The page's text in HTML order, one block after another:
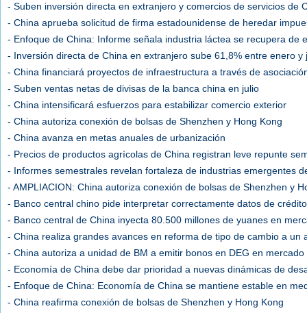
- Suben inversión directa en extranjero y comercios de servicios de
- China aprueba solicitud de firma estadounidense de heredar
- Enfoque de China: Informe señala industria láctea se recupera de
- Inversión directa de China en extranjero sube 61,8% entre enero y
- China financiará proyectos de infraestructura a través de
- Suben ventas netas de divisas de la banca china en julio
- China intensificará esfuerzos para estabilizar comercio exterior
- China autoriza conexión de bolsas de Shenzhen y Hong Kong
- China avanza en metas anuales de urbanización
- Precios de productos agrícolas de China registran leve repunte
- Informes semestrales revelan fortaleza de industrias emergentes
- AMPLIACION: China autoriza conexión de bolsas de Shenzhen y
- Banco central chino pide interpretar correctamente datos de
- Banco central de China inyecta 80.500 millones de yuanes en
- China realiza grandes avances en reforma de tipo de cambio a un
- China autoriza a unidad de BM a emitir bonos en DEG en
- Economía de China debe dar prioridad a nuevas dinámicas de
- Enfoque de China: Economía de China se mantiene estable en
- China reafirma conexión de bolsas de Shenzhen y Hong Kong